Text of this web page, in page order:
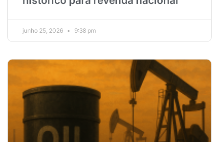
junho 25, 2026 9:38 pm